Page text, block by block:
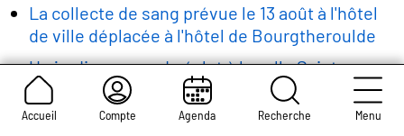
Accueil Compte Agenda Recherche Menu
La collecte de sang prévue le 13 août à l'hôtel
de ville déplacée à l'hôtel de Bourgtheroulde
Un jardin suspendu éclot à la salle Sainte-
Croix des Pelletiers
Eclipse solaire du 12 août : rendez-vous pont